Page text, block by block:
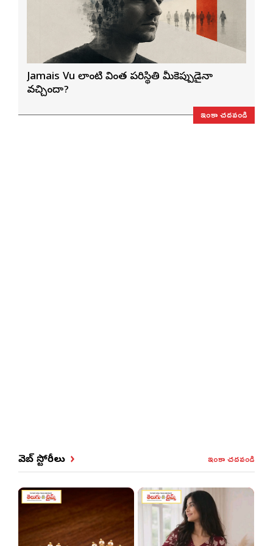
Jamais Vu లాంటి వింత పరిస్థితి మీకెప్పుడైనా
వచ్చిందా?
ఇంకా చదవండి
వెబ్ స్టోరీలు ఇంకా చదవండి